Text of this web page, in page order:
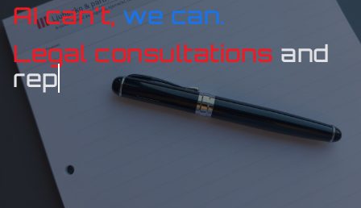
AI can't, we can.
Legal consultations and
representa